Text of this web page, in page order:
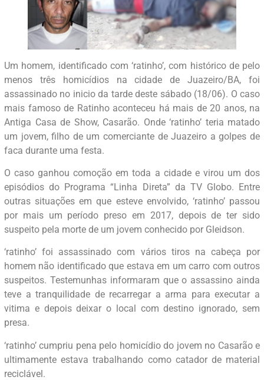
Um homem, identificado com ‘ratinho’, com histórico de pelo
menos três homicídios na cidade de Juazeiro/BA, foi
assassinado no inicio da tarde deste sábado (18/06). O caso
mais famoso de Ratinho aconteceu há mais de 20 anos, na
Antiga Casa de Show, Casarão. Onde ‘ratinho’ teria matado
um jovem, filho de um comerciante de Juazeiro a golpes de
faca durante uma festa.
O caso ganhou comoção em toda a cidade e virou um dos
episódios do Programa “Linha Direta” da TV Globo. Entre
outras situações em que esteve envolvido, ‘ratinho’ passou
por mais um período preso em 2017, depois de ter sido
suspeito pela morte de um jovem conhecido por Gleidson.
‘ratinho’ foi assassinado com vários tiros na cabeça por
homem não identificado que estava em um carro com outros
suspeitos. Testemunhas informaram que o assassino ainda
teve a tranquilidade de recarregar a arma para executar a
vitima e depois deixar o local com destino ignorado, sem
presa.
‘ratinho’ cumpriu pena pelo homicídio do jovem no Casarão e
ultimamente estava trabalhando como catador de material
reciclável.